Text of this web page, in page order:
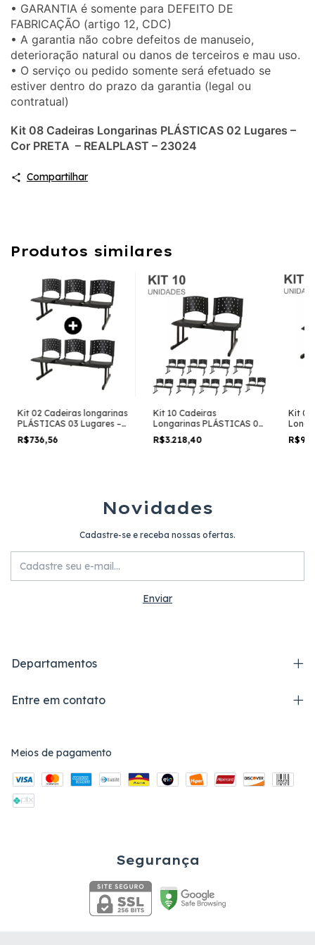
• GARANTIA é somente para DEFEITO DE
FABRICAÇÃO (artigo 12, CDC)
• A garantia não cobre defeitos de manuseio,
deterioração natural ou danos de terceiros e mau uso.
• O serviço ou pedido somente será efetuado se
estiver dentro do prazo da garantia (legal ou
contratual)
Kit 08 Cadeiras Longarinas PLÁSTICAS 02 Lugares –
Cor PRETA – REALPLAST – 23024
Compartilhar
Produtos similares
Kit 02 Cadeiras longarinas
PLÁSTICAS 03 Lugares –
Cor PRETO – REALPLAST –
23000
R$736,56
Kit 10 Cadeiras
Longarinas PLÁSTICAS 02
Lugares – Cor PRETA –
REALPLAST – 23026
R$3.218,40
Kit 03
Novidades
Cadastre-se e receba nossas ofertas.
Departamentos
Entre em contato
Meios de pagamento
Segurança